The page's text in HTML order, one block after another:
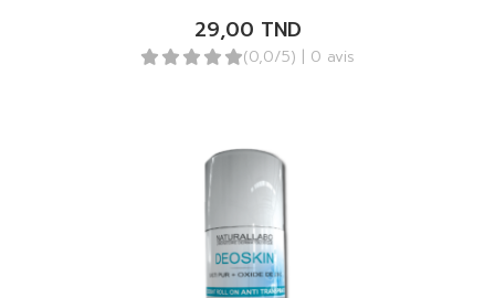
29,00 TND
(0,0/5) | 0 avis